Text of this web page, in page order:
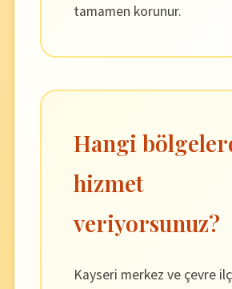
tamamen korunur.
Hangi
hizmet
veriyorsunuz?
Kayseri merkez ve çevre